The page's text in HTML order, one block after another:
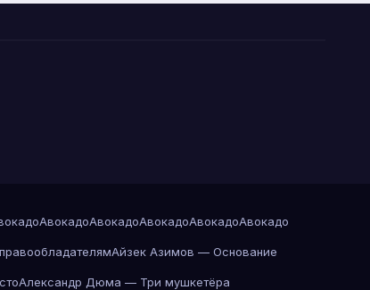
АвокадоАвокадоАвокадоАвокадоАвокадо
Айзек Азимов — Основание
Александр Дюма — Три мушкетёра